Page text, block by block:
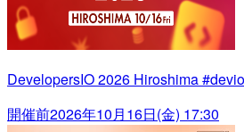
DevelopersIO 2026 Hiroshima
開催前2026年10月16日(金) 17:30